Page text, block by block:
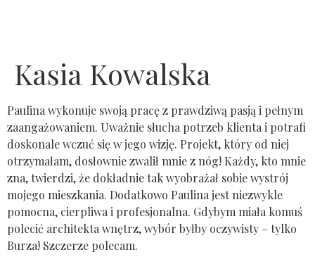
Kasia Kowalska
Paulina wykonuje swoją pracę z prawdziwą pasją i pełnym
zaangażowaniem. Uważnie słucha potrzeb klienta i potrafi
doskonale wczuć się w jego wizję. Projekt, który od niej
otrzymałam, dosłownie zwalił mnie z nóg! Każdy, kto mnie
zna, twierdzi, że dokładnie tak wyobrażał sobie wystrój
mojego mieszkania. Dodatkowo Paulina jest niezwykle
pomocna, cierpliwa i profesjonalna. Gdybym miała komuś
polecić architekta wnętrz, wybór byłby oczywisty – tylko
Burza! Szczerze polecam.